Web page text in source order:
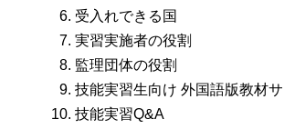
受入れできる国
実習実施者の役割
監理団体の役割
技能実習生向け 外国語版教材
技能実習Q&A